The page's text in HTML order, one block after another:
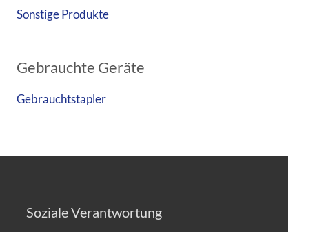
Sonstige Produkte
Gebrauchte Geräte
Gebrauchtstapler
Soziale Verantwortung